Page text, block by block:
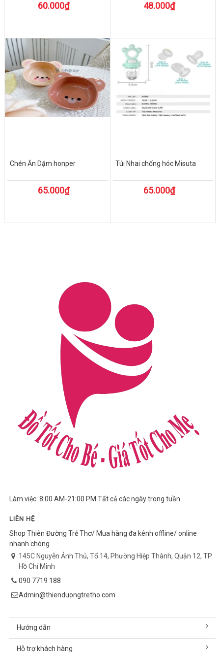
60.000₫ 48.000₫
Chén Ăn Dặm honper
65.000₫
Túi Nhai chống hóc Misuta
65.000₫
Làm việc: 8:00 AM-21:00 PM Tất cả các ngày trong tuần
LIÊN HỆ
Shop Thiên Đường Trẻ Thơ/ Mua hàng đa kênh offline/ online
nhanh chóng
145C Nguyễn Ảnh Thủ, Tổ 14, Phường Hiệp Thành, Quận 12, TP.
Hồ Chí Minh
090 7719 188
Admin@thienduongtretho.com
Hướng dẫn
Hỗ trợ khách hàng